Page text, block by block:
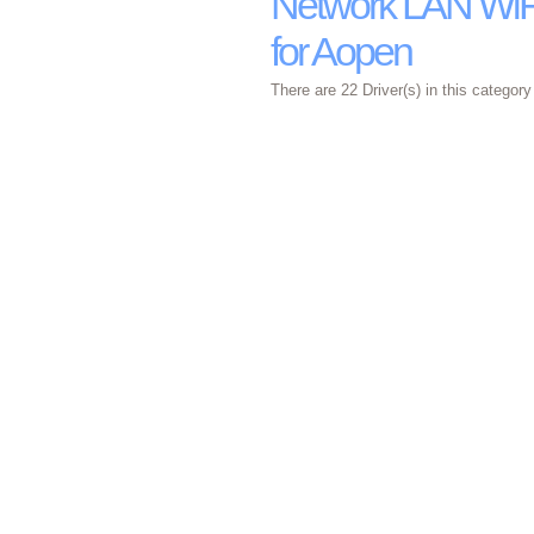
for Aopen
There are 22 Driver(s) in this category